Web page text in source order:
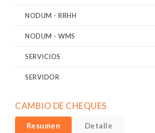
NODUM - RRHH
NODUM - WMS
SERVICIOS
SERVIDOR
CAMBIO DE CHEQUES
Resumen Detalle